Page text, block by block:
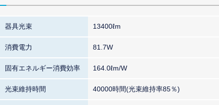
器具光束 13400ℓm
消費電力 81.7W
固有エネルギー消費効率 164.0ℓm/W
光束維持時間 40000時間(光束維持率85％)